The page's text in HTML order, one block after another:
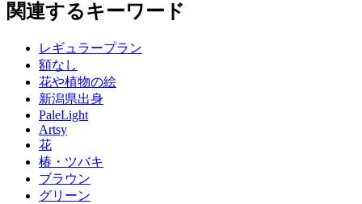
関連するキーワード
レギュラープラン
額なし
花や植物の絵
新潟県出身
PaleLight
Artsy
花
椿・ツバキ
ブラウン
グリーン